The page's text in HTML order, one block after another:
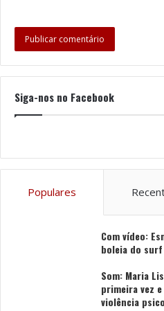
Siga-nos no Facebook
Populares
Com vídeo:
boleia do surf
Som: Maria
primeira vez
violência